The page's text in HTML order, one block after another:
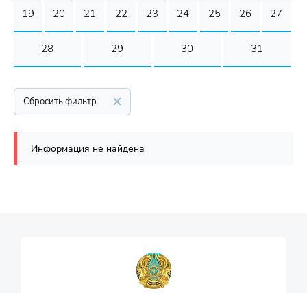
19 20 21 22 23 24 25 26 27
28 29 30 31
Сбросить фильтр
Информация не найдена